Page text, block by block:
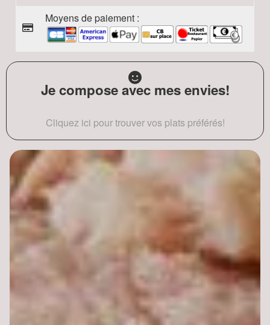
Moyens de paiement :
Je compose avec mes envies!
Cliquez ici pour trouver vos plats préférés!